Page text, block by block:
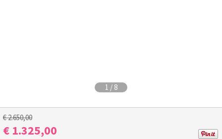
1 / 8
€ 2.650,00
€ 1.325,00